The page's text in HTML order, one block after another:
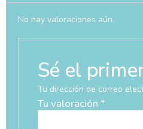
No hay valoraciones aún.
Sé el
Tu dirección de correo
Tu valoración *